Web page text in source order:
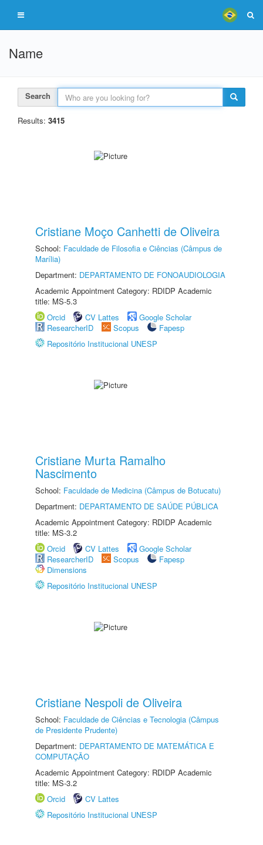
Name
Search
Results: 3415
Cristiane Moço Canhetti de Oliveira
School: Faculdade de Filosofia e Ciências (Câmpus de
Marília)
Department: DEPARTAMENTO DE FONOAUDIOLOGIA
Academic Appointment Category: RDIDP Academic
title: MS-5.3
Orcid
CV Lattes
Google Scholar
ResearcherID
Scopus
Fapesp
Repositório Institucional UNESP
Cristiane Murta Ramalho
Nascimento
School: Faculdade de Medicina (Câmpus de Botucatu)
Department: DEPARTAMENTO DE SAÚDE PÚBLICA
Academic Appointment Category: RDIDP Academic
title: MS-3.2
Orcid
CV Lattes
Google Scholar
ResearcherID
Scopus
Fapesp
Dimensions
Repositório Institucional UNESP
Cristiane Nespoli de Oliveira
School: Faculdade de Ciências e Tecnologia (Câmpus
de Presidente Prudente)
Department: DEPARTAMENTO DE MATEMÁTICA E
COMPUTAÇÃO
Academic Appointment Category: RDIDP Academic
title: MS-3.2
Orcid
CV Lattes
Repositório Institucional UNESP